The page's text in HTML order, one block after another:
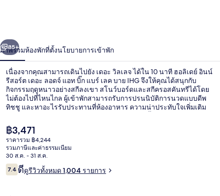
รี
สอร์ต
เดอะ
ลอด
แอท
บิ๊ก
า
ถัดไป
85+
ภาพรวมห้องพักที่ตั้งนโยบายการเข้าพัก
เนื่องจากคุณสามารถเดินไปยัง เดอะ วิลเลจ ได้ใน 10 นาที ฮอลิเดย์ อินน์
รีสอร์ต เดอะ ลอดจ์ แอท บิ๊ก แบร์ เลค บาย IHG จึงให้คุณได้สนุกกับ
กิจกรรมฤดูหนาวอย่างสกีลงเขา สโนว์บอร์ดและสกีครอสคันทรีได้โดย
ไม่ต้องไปที่ไหนไกล ผู้เข้าพักสามารถรับการปรนนิบัติการนวดแบบดีพ
ทิชชู และหาอะไรรับประทานที่ห้องอาหาร ความน่าประทับใจเพิ่มเติม
ฤดูกาล มีที่เก็บสกี นักเดินทางหลายคนถูกใจทำเล
ราคา
ปัจจุบัน
฿3,471
฿3,471
ราคารวม ฿4,244
รวมภาษีและค่าธรรมเนียม
30 ส.ค. - 31 ส.ค.
รีวิว
7.47.4 จาก 10
ดีดูรีวิวทั้งหมด 1,004 รายการ